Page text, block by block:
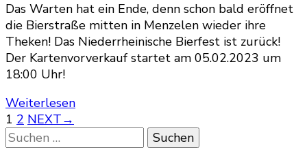
startet
am
05.02.2023
Das Warten hat ein Ende, denn schon bald eröffnet
die Bierstraße mitten in Menzelen wieder ihre
Theken! Das Niederrheinische Bierfest ist zurück!
Der Kartenvorverkauf startet am 05.02.2023 um
18:00 Uhr!
Weiterlesen
Seitennummerierung
Page
1 Page
2 NEXT→
Suchen